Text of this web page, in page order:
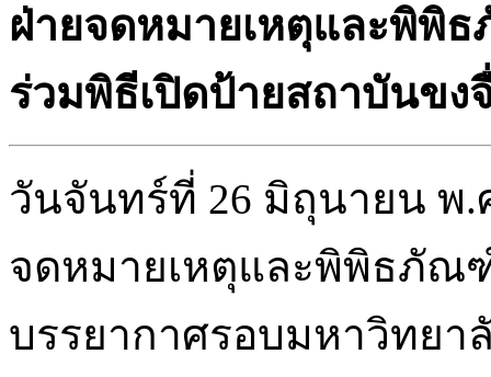
ฝ่ายจดหมายเหตุและพิพิ
ร่วมพิธีเปิดป้ายสถาบันข
วันจันทร์ที่ 26 มิถุนายน พ.
จดหมายเหตุและพิพิธภัณ
บรรยากาศรอบมหาวิทยา